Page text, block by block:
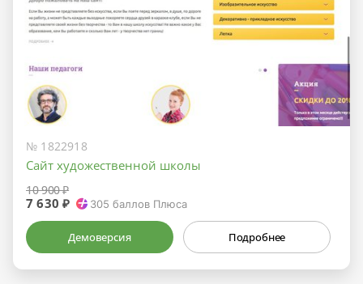
№ 1822918
Сайт художественной школы
10 900 ₽
7 630 ₽ 305 баллов Плюса
Демоверсия Подробнее